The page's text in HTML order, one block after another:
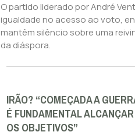
O partido liderado por André
igualdade no acesso ao voto,
mantêm silêncio sobre uma
da diáspora.
IRÃO? “COMEÇADA A
É FUNDAMENTAL ALCANÇAR
OS OBJETIVOS”